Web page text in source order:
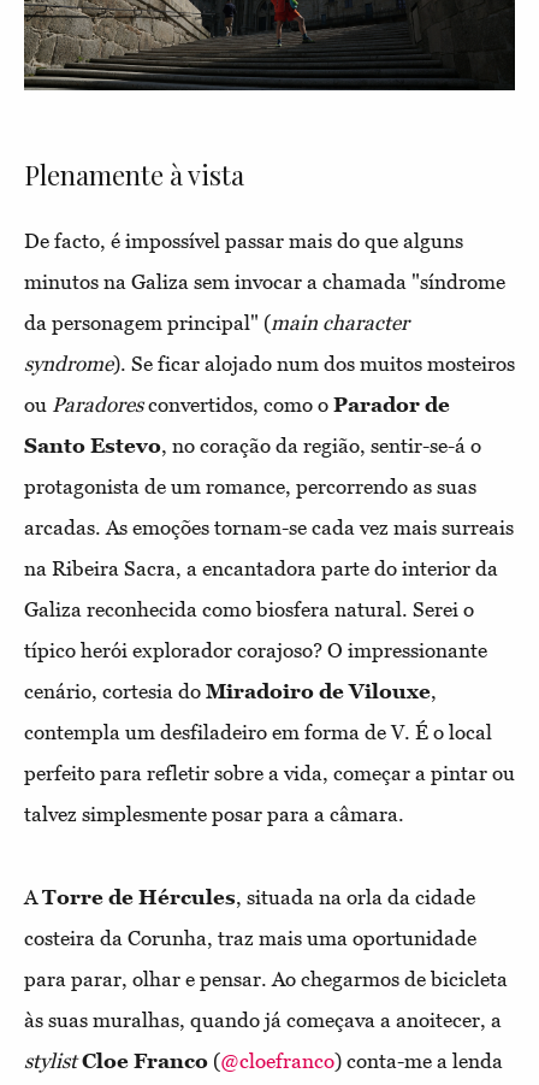
Plenamente à vista
De facto, é impossível passar mais do que alguns
minutos na Galiza sem invocar a chamada "síndrome
da personagem principal" (main character
syndrome). Se ficar alojado num dos muitos mosteiros
ou Paradoresconvertidos, como o Parador de
Santo Estevo, no coração da região, sentir-se-á o
protagonista de um romance, percorrendo as suas
arcadas. As emoções tornam-se cada vez mais surreais
na Ribeira Sacra, a encantadora parte do interior da
Galiza reconhecida como biosfera natural. Serei o
típico herói explorador corajoso? O impressionante
cenário, cortesia do Miradoiro de Vilouxe,
contempla um desfiladeiro em forma de V. É o local
perfeito para refletir sobre a vida, começar a pintar ou
talvez simplesmente posar para a câmara.
ATorre de Hércules, situada na orla da cidade
costeira da Corunha, traz mais uma oportunidade
para parar, olhar e pensar. Ao chegarmos de bicicleta
às suas muralhas, quando já começava a anoitecer, a
stylist Cloe Franco (@cloefranco) conta-me a lenda